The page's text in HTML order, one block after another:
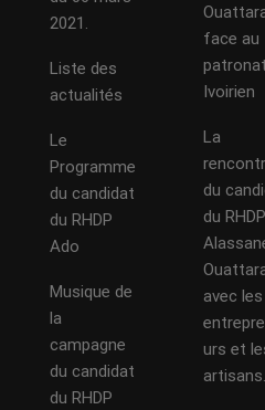
2021.
Liste des
actualités
Le
Programme
du candidat
du RHDP
Ado
Musique de
la
campagne
du candidat
du RHDP
face au
patronat
Ivoirien
La
du
du RHDP
avec les
urs et
artisans.